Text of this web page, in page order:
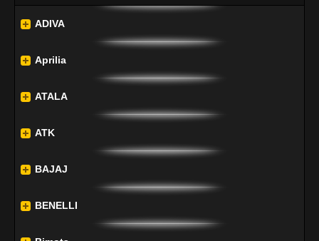
ADIVA
Aprilia
ATALA
ATK
BAJAJ
BENELLI